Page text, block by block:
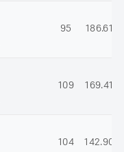
95 186.61
109 169.41
104 142.90